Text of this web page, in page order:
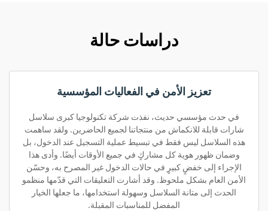
دراسات حالة
تعزيز الأمن في الفعاليات المؤسسية
في حدث مؤسسي حديث، نفذت شركة تكنولوجيا كبرى سلاسل
شارات قابلة للانكماش من منتجاتنا لجميع الحاضرين. ولقد ساهمت
هذه السلاسل ليس فقط في تبسيط عملية التسجيل عند الدخول، بل
وضمان ظهور هوية كل مشاركٍ في جميع الأوقات أيضًا. وأدى هذا
الإجراء إلى خفضٍ كبيرٍ في حالات الدخول غير المصرح به، وحسّن
الأمن العام بشكل ملحوظ. وقد أشارت التعليقات التي قدّمها منظمو
الحدث إلى متانة السلاسل وسهولة استخدامها، ما جعلها الخيار
المفضل للمناسبات المقبلة.